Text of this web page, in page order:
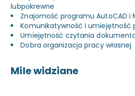
lubpokrewne
Znajomość programu AutoCAD
Komunikatywność i umiejętność
Umiejętność czytania
Dobra organizacja pracy własnej
Mile widziane